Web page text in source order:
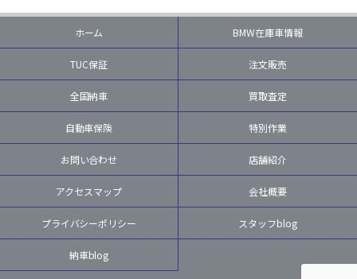
ホーム BMW在庫車情報
TUC保証 注文販売
全国納車 買取査定
自動車保険 特別作業
お問い合わせ 店舗紹介
アクセスマップ 会社概要
プライバシーポリシー スタッフblog
納車blog